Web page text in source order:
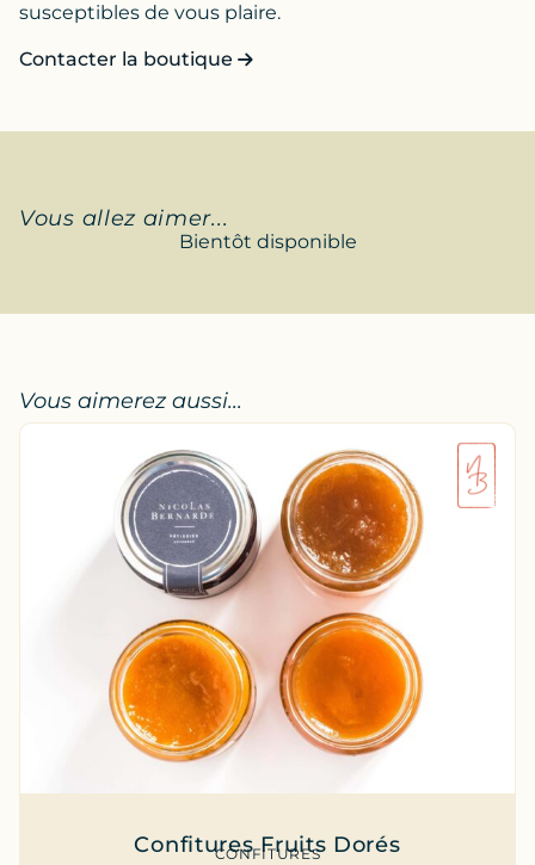
susceptibles de vous plaire.
Contacter la boutique
Vous allez aimer...
Bientôt disponible
Vous aimerez aussi...
Confitures Fruits Dorés
CONFITURES